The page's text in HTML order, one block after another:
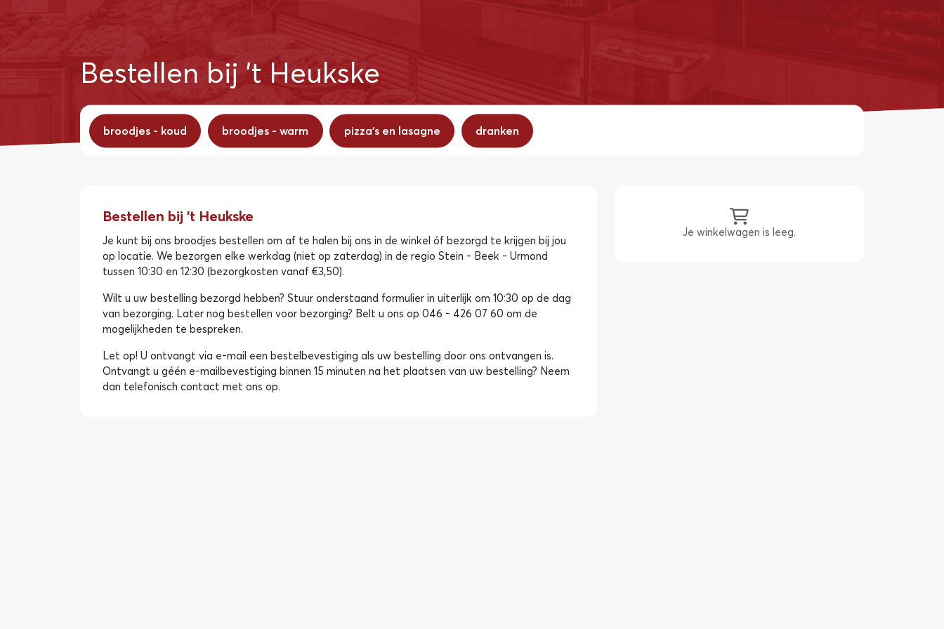
Bestellen bij 't Heukske
broodjes - koud broodjes - warm pizza's en lasagne dranken
Bestellen bij 't Heukske
Je kunt bij ons broodjes bestellen om af te halen bij ons in de winkel óf bezorgd te krijgen bij jou
op locatie. We bezorgen elke werkdag (niet op zaterdag) in de regio Stein - Beek - Urmond
tussen 10:30 en 12:30 (bezorgkosten vanaf €3,50).
Wilt u uw bestelling bezorgd hebben? Stuur onderstaand formulier in uiterlijk om 10:30 op de dag
van bezorging. Later nog bestellen voor bezorging? Belt u ons op 046 - 426 07 60 om de
mogelijkheden te bespreken.
Let op! U ontvangt via e-mail een bestelbevestiging als uw bestelling door ons ontvangen is.
Ontvangt u géén e-mailbevestiging binnen 15 minuten na het plaatsen van uw bestelling? Neem
dan telefonisch contact met ons op.
Je winkelwagen is leeg.